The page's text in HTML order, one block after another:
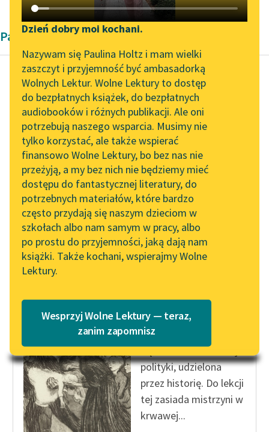
Katalog DAISY
Podkasty o książkach
Zgłoś brak utworu
Aktualności
„Prokurator Alicja Horn”
do słuchania
Byliśmy częścią AI Impact
Lab
Zapraszamy na spotkanie
online z tłumaczkami
literatury skandynawskiej
Spotkanie z Katarzyną
Tunkiel w Oslo
102. lata temu zmarł
Joseph Conrad
Lektury szkolne i klasyka
literatury do słuchania dla
uczennic i uczniów z
niepełnosprawnościami
E-kolekcja lektur
szkolnych i literatury do
słuchania dla uczennic i
Narzędzia
Mapa Wolnych Lektur
Leśmianator
Przewodnik dla piszących i
czytających
API
OAI-PMH
Widget Wolnych Lektur
Przypisy
Katalog w formacie PDF
Dzień dobry moi kochani.
Nazywam się Paulina Holtz i mam wielki
zaszczyt i przyjemność być ambasadorką
Wolnych Lektur. Wolne Lektury to dostęp
do bezpłatnych książek, do bezpłatnych
audiobooków i różnych publikacji. Ale oni
potrzebują naszego wsparcia. Musimy nie
tylko korzystać, ale także wspierać
finansowo Wolne Lektury, bo bez nas nie
przeżyją, a my bez nich nie będziemy mieć
dostępu do fantastycznej literatury, do
potrzebnych materiałów, które bardzo
często przydają się naszym dzieciom w
szkołach albo nam samym w pracy, albo
po prostu do przyjemności, jaką dają nam
książki. Także kochani, wspierajmy Wolne
Lektury.
Wesprzyj Wolne Lektury — teraz,
zanim zapomnisz
Pamiętnik
Giacomo Casanova
Od kobiety do
kobiety
Tknęło mnie
przeczucie, że musiało
się stać coś fatalnego,
jakoż Laura powiada
mi bez ogródek...
Czytaj więcej
Wielki zmierzch
Będzie to wielka lekcja
polityki, udzielona
przez historię. Do lekcji
tej zasiada mistrzyni w
krwawej...